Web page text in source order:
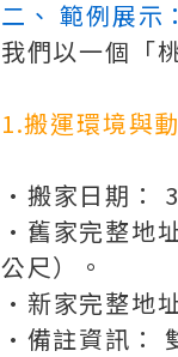
二、 範例展示
我們以一個「
1.搬運環境與
• 搬家日期：
• 舊家完整地
公尺）。
• 新家完整地
•備註資訊：